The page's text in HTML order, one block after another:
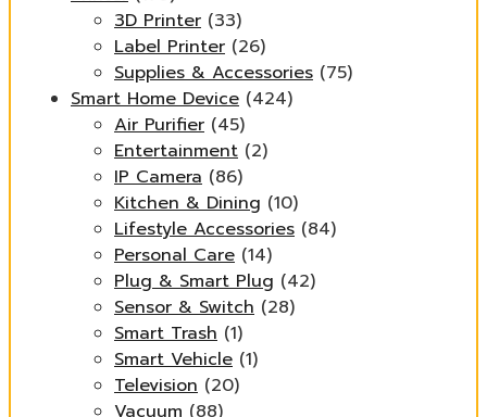
3D Printer (33)
Label Printer (26)
Supplies & Accessories (75)
Smart Home Device (424)
Air Purifier (45)
Entertainment (2)
IP Camera (86)
Kitchen & Dining (10)
Lifestyle Accessories (84)
Personal Care (14)
Plug & Smart Plug (42)
Sensor & Switch (28)
Smart Trash (1)
Smart Vehicle (1)
Television (20)
Vacuum (88)